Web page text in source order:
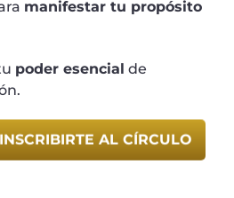
manifestar tu propósito
poder esencial de
AL CÍRCULO